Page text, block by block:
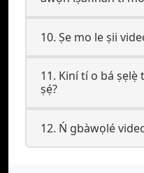
10. Ṣe mo le ṣii
11. Kiní tí o bá
ṣẹ́?
12. Ń gbàwọlé